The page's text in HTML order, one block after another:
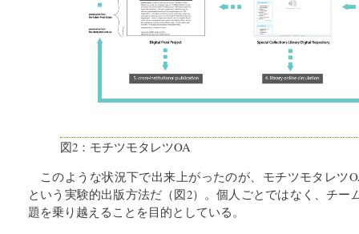
図2：モチツモタレツOA
このような状況下で出来上がったのが、モチツモタレツOA
という実験的出版方法だ（図2）。個人ごとではなく、チー
題を乗り越えることを目的としている。